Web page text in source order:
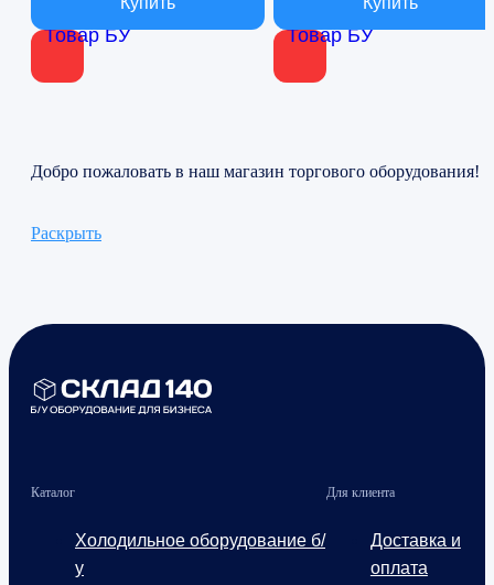
Товар БУ Товар БУ
Добро пожаловать в наш магазин торгового оборудования!
Раскрыть
Каталог
Холодильное оборудование б/
у
Для клиента
Доставка и
оплата